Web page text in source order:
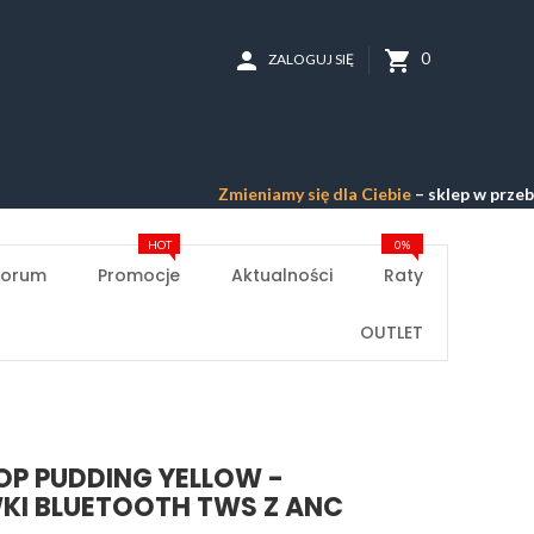
shopping_cart 0
person ZALOGUJ SIĘ
Zmieniamy się dla Ciebie– sklep w przebudowie –
Promocje
HOT
Aktualności Raty
0%
OUTLET
PUDDING YELLOW -
BLUETOOTH TWS Z ANC